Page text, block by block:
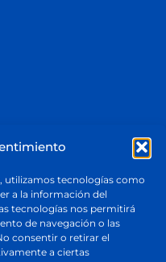
utilizamos tecnologías como
a la información del
tecnologías nos permitirá
de navegación o las
consentir o retirar el
a ciertas